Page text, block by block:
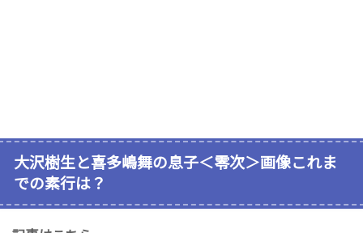
大沢樹生と喜多嶋舞の息子＜零次＞画像これま
での素行は？